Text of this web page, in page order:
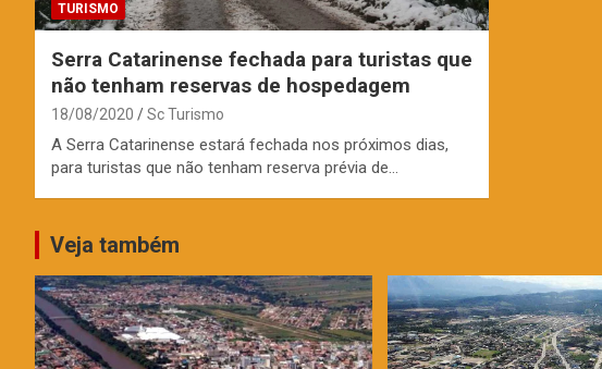
TURISMO
Serra Catarinense fechada para turistas que
não tenham reservas de hospedagem
18/08/2020 Sc Turismo
A Serra Catarinense estará fechada nos próximos dias,
para turistas que não tenham reserva prévia de…
Veja também